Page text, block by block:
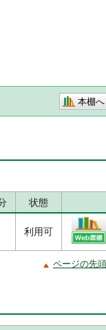
本棚へ
状態
利用可
ページの先